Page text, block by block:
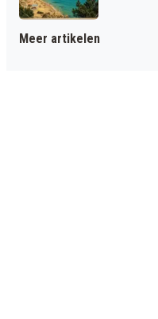
Meer artikelen